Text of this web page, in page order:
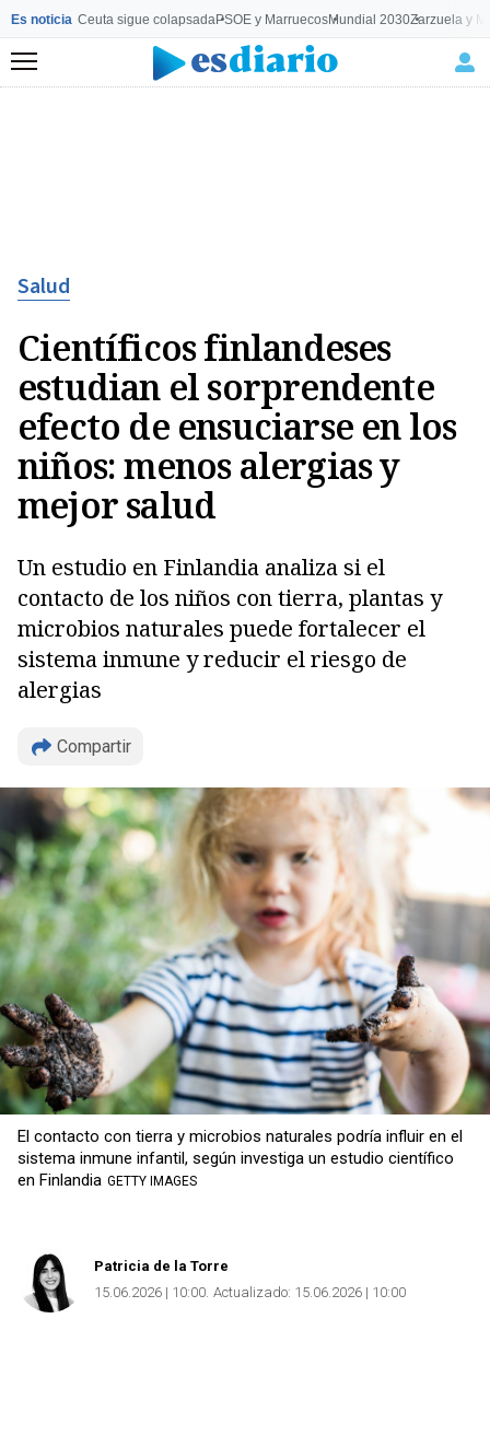
Es noticia Ceuta sigue colapsadaPSOE y MarruecosMundial 2030Zarzuela y
Menú
Salud
Científicos finlandeses
estudian el sorprendente
efecto de ensuciarse en los
niños: menos alergias y
mejor salud
Un estudio en Finlandia analiza si el
contacto de los niños con tierra, plantas y
microbios naturales puede fortalecer el
sistema inmune y reducir el riesgo de
alergias
Compartir
Copiar
El contacto con tierra y microbios naturales podría influir en el
sistema inmune infantil, según investiga un estudio científico
en Finlandia GETTY IMAGES
Patricia de la Torre
15.06.2026 | 10:00 Actualizado: 15.06.2026 | 10:00